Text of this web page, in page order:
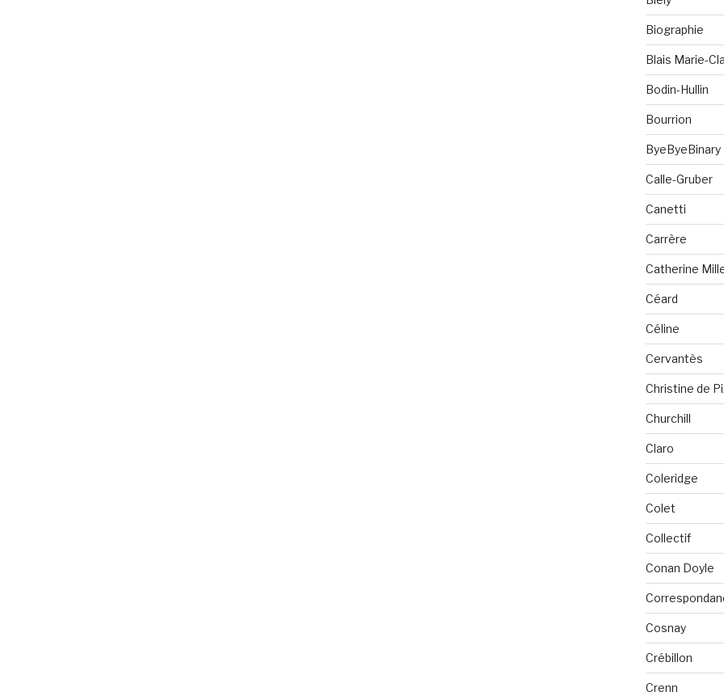
Biographie
Blais Marie-
Bodin-Hullin
Bourrion
ByeByeBinary
Calle-Gruber
Canetti
Carrère
Catherine
Céard
Céline
Cervantès
Christine de
Churchill
Claro
Coleridge
Colet
Collectif
Conan Doyle
Cosnay
Crébillon
Crenn